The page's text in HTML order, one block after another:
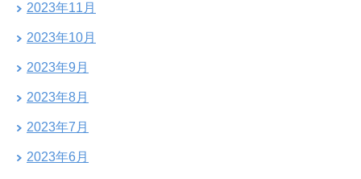
2023年11月
2023年10月
2023年9月
2023年8月
2023年7月
2023年6月